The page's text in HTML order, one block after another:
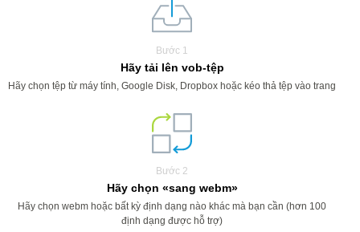
Bước 1
Hãy tải lên vob-tệp
Hãy chọn tệp từ máy tính, Google Disk, Dropbox hoặc kéo thả tệp vào trang
Bước 2
Hãy chọn «sang webm»
Hãy chọn webm hoặc bất kỳ định dạng nào khác mà bạn cần (hơn 100
định dạng được hỗ trợ)